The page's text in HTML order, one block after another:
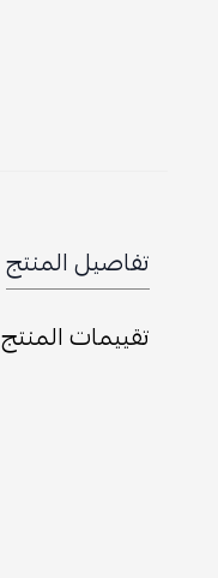
تفاصيل المنتج
تقييمات المنتج